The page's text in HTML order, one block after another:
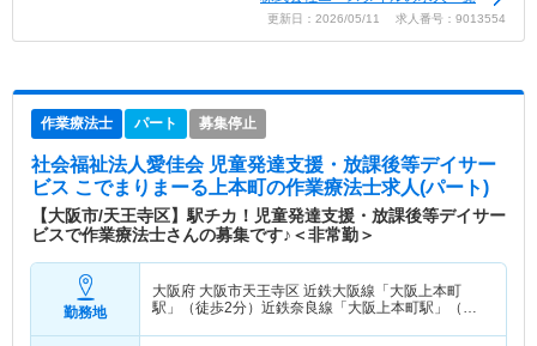
更新日：2026/05/11 求人番号：9013554
作業療法士 パート 募集停止
社会福祉法人愛佳会 児童発達支援・放課後等デイサー
ビス こでまりまーる上本町の作業療法士求人(パート)
【大阪市/天王寺区】駅チカ！児童発達支援・放課後等デイサー
ビスで作業療法士さんの募集です♪＜非常勤＞
勤務地
大阪府 大阪市天王寺区 近鉄大阪線「大阪上本町
駅」（徒歩2分）近鉄奈良線「大阪上本町駅」（徒